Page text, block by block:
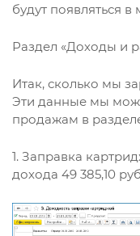
будут появляться
Раздел «Доходы и
Итак, сколько мы
Эти данные мы
продажам в
1. Заправка
дохода 49 385,10